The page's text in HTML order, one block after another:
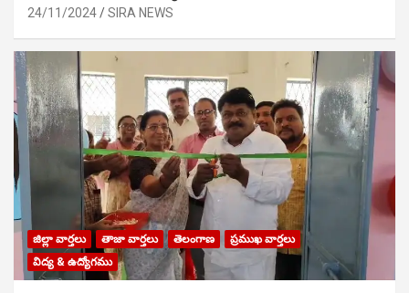
24/11/2024 SIRA NEWS
జిల్లా వార్తలు తాజా వార్తలు తెలంగాణ
ప్రముఖ వార్తలు
విద్య & ఉద్యోగము